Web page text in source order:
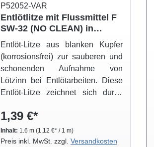
P52052-VAR
Entlötlitze mit Flussmittel F
SW-32 (NO CLEAN) in
verschieden Breiten
Entlöt-Litze aus blanken Kupfer
(korrosionsfrei) zur sauberen und
schonenden Aufnahme von
Lötzinn bei Entlötarbeiten. Diese
Entlöt-Litze zeichnet sich durch
mit NO-Clean Flussmittel getränkt.
Die Entlöt-Litze ist in folgenden
Breiten erhältlich und wird in einer
1,39 €*
Inhalt: 1.6 m (1,12 €* / 1 m)
Preis inkl. MwSt. zzgl. Versandkosten